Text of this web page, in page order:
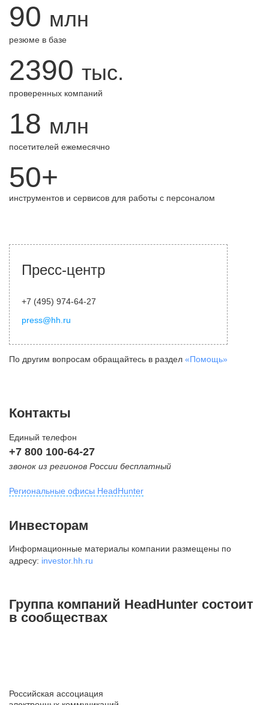
90 млн
резюме в базе
2390 тыс.
проверенных компаний
18 млн
посетителей ежемесячно
50+
инструментов и сервисов для работы с персоналом
Пресс-центр
+7 (495) 974-64-27
press@hh.ru
По другим вопросам обращайтесь в раздел «Помощь»
Контакты
Единый телефон
+7 800 100-64-27
звонок из регионов России бесплатный
Региональные офисы HeadHunter
внутригородская территория
Муниципальный округ Тверской,
2-я Брестская ул., д. 48,
+7 495 980-64-27
ул. Жуковского, д. 19, особняк
Инвесторам
Информационные материалы компании размещены по
адресу: investor.hh.ru
Группа компаний HeadHunter состоит
в сообществах
Российская ассоциация